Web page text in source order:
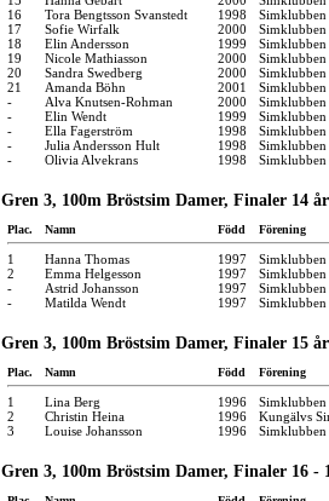
16
Tora Bengtsson Svanstedt 1998
17
Sofie Wirfalk 2000
18
Elin Andersson 1999
Simklubben
19
Nicole Mathiasson 2000
Simklubben
20
Sandra Swedberg 2000
21
Amanda Böhn 2001
Simklubben
-
Alva Knutsen-Rohman 2000
Simklubben
-
Elin Wendt 1999
Simklubben
-
Ella Fagerström 1998
Simklubben
-
Julia Andersson Hult 1998
Simklubben
-
Olivia Alvekrans 1998
Gren 3, 100m Bröstsim Damer, Finaler 14 år
Plac. Namn Född Förening
1 Hanna Thomas 1997
2
Emma Helgesson 1997
-
Astrid Johansson 1997
Simklubben
-
Matilda Wendt 1997 Simklubben
Gren 3, 100m Bröstsim Damer, Finaler 15 år
Plac. Namn Född Förening
1 Lina Berg 1996
Simklubben
2
Christin Heina 1996
Kungälvs
3
Louise Johansson 1996
Gren 3, 100m Bröstsim Damer, Finaler 16 -